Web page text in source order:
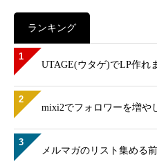
ランキング
1
UTAGE(ウタゲ)でLP作れ
2
mixi2でフォロワーを増や
3
メルマガのリスト集める